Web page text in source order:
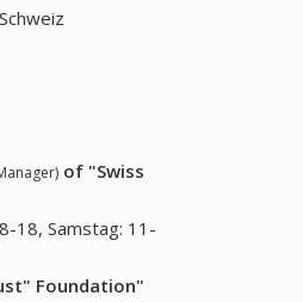
of "Swiss
18, Samstag: 11-
Foundation"